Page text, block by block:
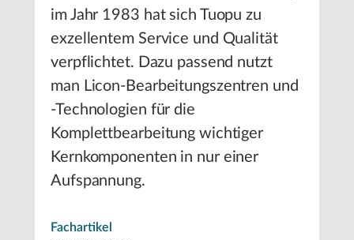
im Jahr 1983 hat sich Tuopu zu
exzellentem Service und Qualität
verpflichtet. Dazu passend nutzt
man Licon-Bearbeitungszentren und
-Technologien für die
Komplettbearbeitung wichtiger
Kernkomponenten in nur einer
Aufspannung.
Fachartikel